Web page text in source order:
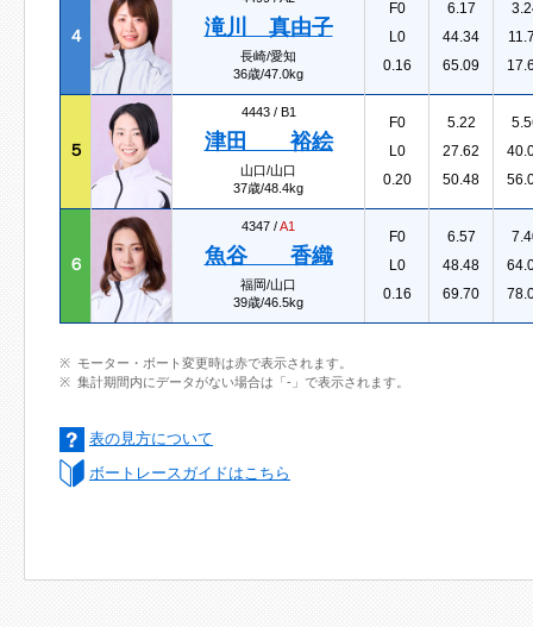
４ 滝川 真由子
長崎/愛知
36歳/47.0kg
F0
L0
0.16
6.17
44.34
65.09
５
4443 / B1
津田 裕絵
山口/山口
37歳/48.4kg
F0
L0
0.20
5.22
27.62
50.48
６
4347 /A1
魚谷 香織
福岡/山口
39歳/46.5kg
F0
L0
0.16
6.57
48.48
69.70
モーター・ボート変更時は赤で表示されます。
集計期間内にデータがない場合は「-」で表示されます。
表の見方について
ボートレースガイドはこちら